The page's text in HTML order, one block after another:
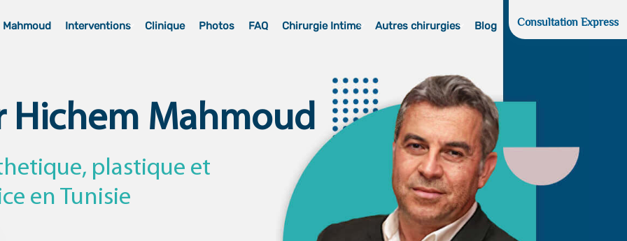
Mahmoud Interventions Clinique Photos FAQ Chirurgie Intime Autres chirurgies Blog Consultation Express
Hichem Mahmoud
plastique et
en Tunisie